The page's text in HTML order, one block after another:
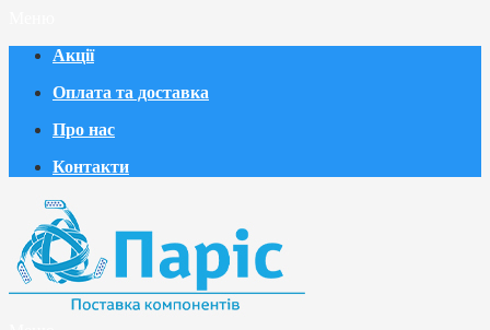
Акції
Оплата та доставка
Про нас
Контакти